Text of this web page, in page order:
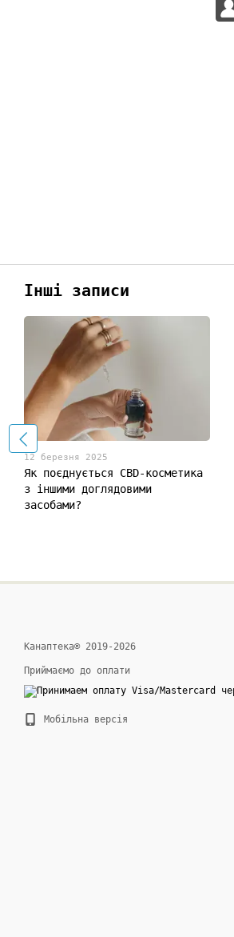
Інші записи
12 березня 2025
Як поєднується CBD-косметика
з іншими доглядовими
засобами?
Канаптека® 2019-2026
Приймаємо до оплати
Мобільна версія